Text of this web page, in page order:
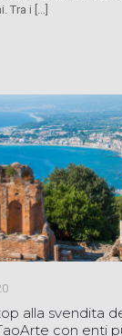
Tra i
alla svendita
con enti